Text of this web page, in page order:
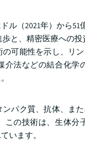
ル（2021年）から
歩と、精密医療への
可能性を示し、リ
介法などの結合化
パク質、抗体、ま
この技術は、生体
います。